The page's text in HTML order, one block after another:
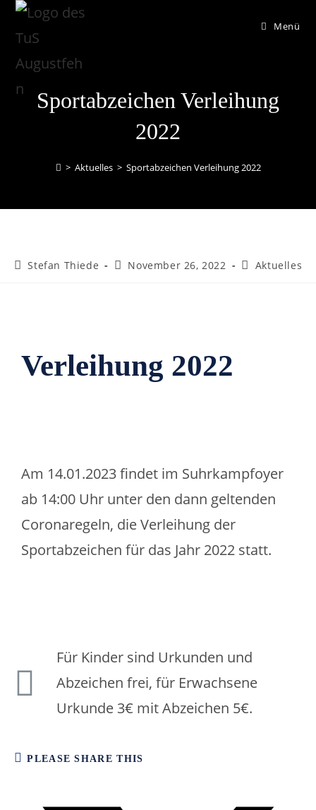
Menü
Sportabzeichen Verleihung
2022
> Aktuelles > Sportabzeichen Verleihung 2022
Stefan Thiede November 26, 2022 Aktuelles
Verleihung 2022
Am 14.01.2023 findet im Suhrkampfoyer
ab 14:00 Uhr unter den dann geltenden
Coronaregeln, die Verleihung der
Sportabzeichen für das Jahr 2022 statt.
Für Kinder sind Urkunden und
Abzeichen frei, für Erwachsene
Urkunde 3€ mit Abzeichen 5€.
PLEASE SHARE THIS